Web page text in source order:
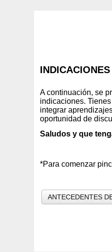
INDICACIONES
A continuación, se
indicaciones.
integrar
oportunidad de
Saludos y que
*Para comenzar
ANTECEDENTES